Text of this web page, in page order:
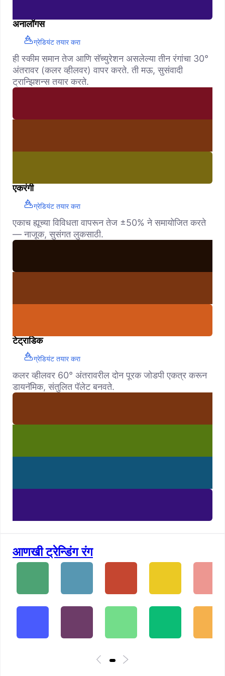
अनालॉगस
ग्रेडियंट तयार करा
ही स्कीम समान तेज आणि सॅच्युरेशन असलेल्या तीन रंगांचा 30°
अंतरावर (कलर व्हीलवर) वापर करते. ती मऊ, सुसंवादी
ट्रान्झिशन्स तयार करते.
एकरंगी
ग्रेडियंट तयार करा
एकाच ह्यूच्या विविधता वापरून तेज ±50% ने समायोजित करते
— नाजूक, सुसंगत लुकसाठी.
टेट्राडिक
ग्रेडियंट तयार करा
कलर व्हीलवर 60° अंतरावरील दोन पूरक जोडपी एकत्र करून
डायनॅमिक, संतुलित पॅलेट बनवते.
आणखी ट्रेन्डिंग रंग